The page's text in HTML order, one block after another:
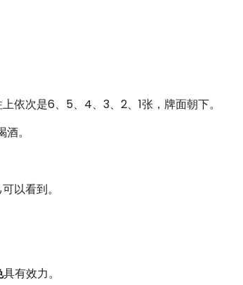
依次是6、5、4、3、2、1张，牌面朝下。
。
以看到。
具有效力。